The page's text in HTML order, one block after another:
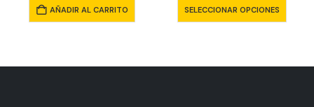
AÑADIR AL CARRITO SELECCIONAR OPCIONES